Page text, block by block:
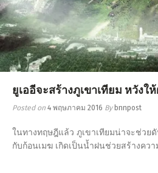
ยูเออีจะสร้างภูเขาเทียม หวัง
Posted on 4 พฤษภาคม 2016 By bnnpost
ในทางทฤษฎีแล้ว ภูเขาเทียมน่าจะช่วย
กับก้อนเมฆ เกิดเป็นน้ำฝนช่วยสร้างค